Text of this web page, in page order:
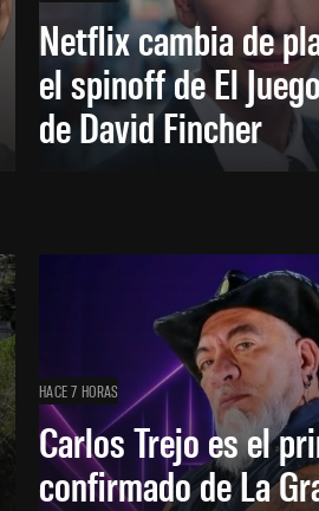
Netflix cambia de
el spinoff de El
de David Fincher
HACE 7 HORAS
Carlos Trejo es el
confirmado de La